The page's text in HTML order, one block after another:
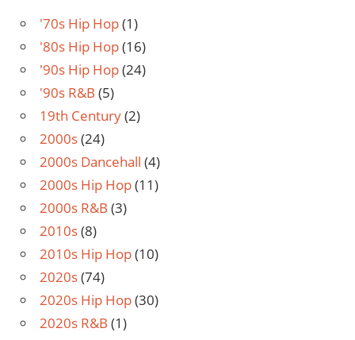
'70s Hip Hop(1)
'80s Hip Hop(16)
'90s Hip Hop(24)
'90s R&B (5)
19th Century(2)
2000s(24)
2000s Dancehall (4)
2000s Hip Hop(11)
2000s R&B (3)
2010s(8)
2010s Hip Hop(10)
2020s(74)
2020s Hip Hop(30)
2020s R&B (1)